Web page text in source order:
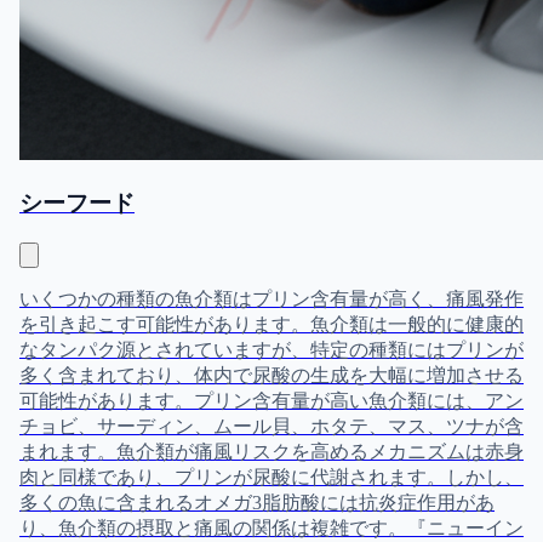
シーフード
いくつかの種類の魚介類はプリン含有量が高く、痛風発作
なタンパク源とされていますが、特定の種類にはプリンが
チョビ、サーディン、ムール貝、ホタテ、マス、ツナが含
まれます。魚介類が痛風リスクを高めるメカニズムは赤身
肉と同様であり、プリンが尿酸に代謝されます。しかし、
多くの魚に含まれるオメガ3脂肪酸には抗炎症作用があ
り、魚介類の摂取と痛風の関係は複雑です。『ニューイン
グランド・ジャーナル・オブ・メディシン』に掲載された
研究では、魚介類の摂取量が多いほど痛風のリスクが高ま
ることが示されています [1], [1] Choi, H. K., Atkinson, K.,
Karlson, E. W., Willett, W., & Curhan, G. (2004). Purine-rich
foods, dairy and protein intake, and the risk of gout in men. New
England Journal of Medicine, 350(11), 1093-1103.